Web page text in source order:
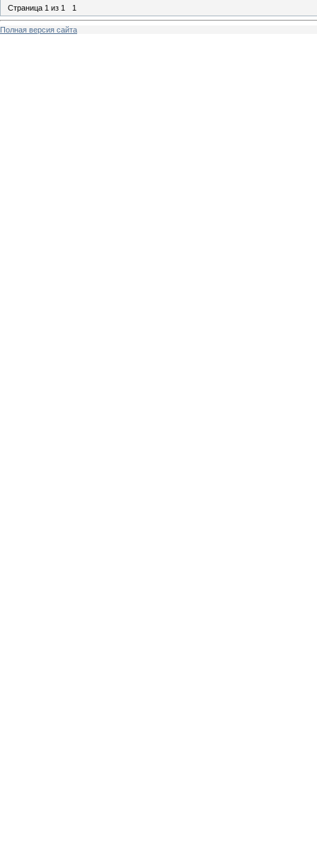
Страница 1 из 1 1
Полная версия сайта